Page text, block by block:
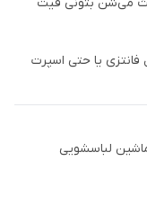
می‌شن بتونی فیت
یا حتی اسپرت
لباسشویی